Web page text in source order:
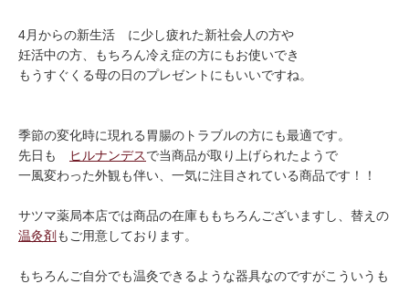
4月からの新生活 に少し疲れた新社会人の方や
妊活中の方、もちろん冷え症の方にもお使いでき
もうすぐくる母の日のプレゼントにもいいですね。
季節の変化時に現れる胃腸のトラブルの方にも最適です。
先日も
ヒルナンデスで当商品が取り上げられたようで
一風変わった外観も伴い、一気に注目されている商品です！！
サツマ薬局本店では商品の在庫ももちろんございますし、替えの
温灸剤 もご用意しております。
もちろんご自分でも温灸できるような器具なのですがこういうも